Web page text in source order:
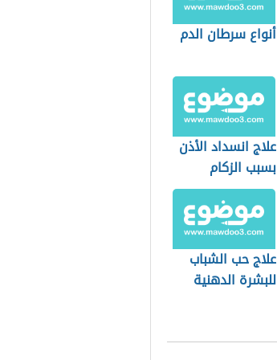
أنواع سرطان الدم
علاج انسداد الأذن
بسبب الزكام
علاج حب الشباب
للبشرة الدهنية